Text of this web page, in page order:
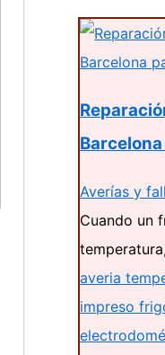
Averías y
Cuando un
averia
impreso